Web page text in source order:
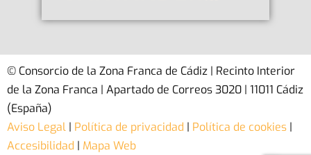
© Consorcio de la Zona Franca de Cádiz | Recinto Interior
de la Zona Franca | Apartado de Correos 3020 | 11011 Cádiz
(España)
Aviso Legal | Política de privacidad | Política de cookies |
Accesibilidad | Mapa Web